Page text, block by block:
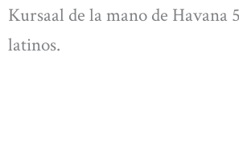
Kursaal de la mano de Havana
latinos.